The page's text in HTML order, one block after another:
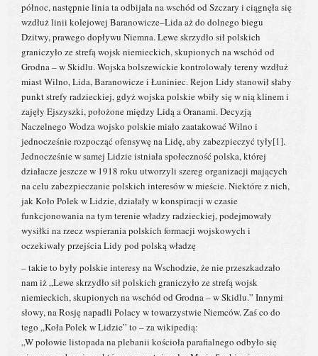
północ, następnie linia ta odbijała na wschód od Szczary i ciągnęła się
wzdłuż linii kolejowej Baranowicze–Lida aż do dolnego biegu
Dzitwy, prawego dopływu Niemna. Lewe skrzydło sił polskich
graniczyło ze strefą wojsk niemieckich, skupionych na wschód od
Grodna – w Skidlu. Wojska bolszewickie kontrolowały tereny wzdłuż
miast Wilno, Lida, Baranowicze i Łuniniec. Rejon Lidy stanowił słaby
punkt strefy radzieckiej, gdyż wojska polskie wbiły się w nią klinem i
zajęły Ejszyszki, położone między Lidą a Oranami. Decyzją
Naczelnego Wodza wojsko polskie miało zaatakować Wilno i
jednocześnie rozpocząć ofensywę na Lidę, aby zabezpieczyć tyły[1].
Jednocześnie w samej Lidzie istniała społeczność polska, której
działacze jeszcze w 1918 roku utworzyli szereg organizacji mających
na celu zabezpieczanie polskich interesów w mieście. Niektóre z nich,
jak Koło Polek w Lidzie, działały w konspiracji w czasie
funkcjonowania na tym terenie władzy radzieckiej, podejmowały
wysiłki na rzecz wspierania polskich formacji wojskowych i
oczekiwały przejścia Lidy pod polską władzę
– takie to były polskie interesy na Wschodzie, że nie przeszkadzało
nam iż „Lewe skrzydło sił polskich graniczyło ze strefą wojsk
niemieckich, skupionych na wschód od Grodna – w Skidlu.” Innymi
słowy, na Rosję napadli Polacy w towarzystwie Niemców. Zaś co do
tego „Koła Polek w Lidzie” to – za wikipedią:
„W połowie listopada na plebanii kościoła parafialnego odbyło się